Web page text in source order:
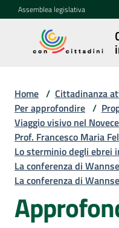
Vai al contenuto
Vai alla navigazione
Vai al footer
Assemblea legislativa
attiva in
Concittadini
Porte
aperte
in
Assemblea
Home / Cittadinanza
Per approfondire /
Viaggio visivo nel
Prof. Francesco Maria
Lo sterminio degli ebrei
La conferenza di
La conferenza di